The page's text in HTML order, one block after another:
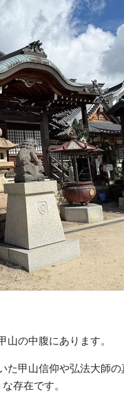
の中腹にあります。
甲山信仰や弘法大師
存在です。